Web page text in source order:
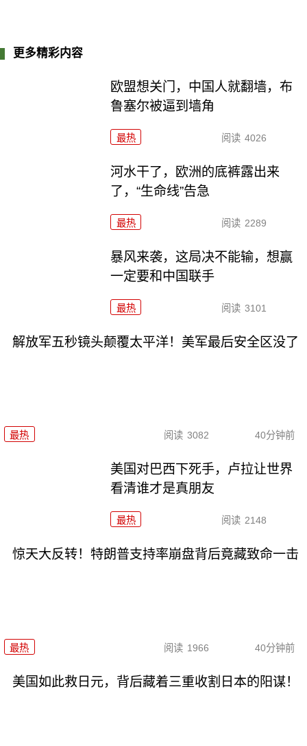
更多精彩内容
欧盟想关门，中国人就翻墙，布
鲁塞尔被逼到墙角
最热 阅读 4026
河水干了，欧洲的底裤露出来
了，“生命线”告急
最热 阅读 2289
暴风来袭，这局决不能输，想赢
一定要和中国联手
最热 阅读 3101
解放军五秒镜头颠覆太平洋！美军最后安全区没了
最热 阅读 3082 40分钟前
美国对巴西下死手，卢拉让世界
看清谁才是真朋友
最热 阅读 2148
惊天大反转！特朗普支持率崩盘背后竟藏致命一击
最热 阅读 1966 40分钟前
美国如此救日元，背后藏着三重收割日本的阳谋！